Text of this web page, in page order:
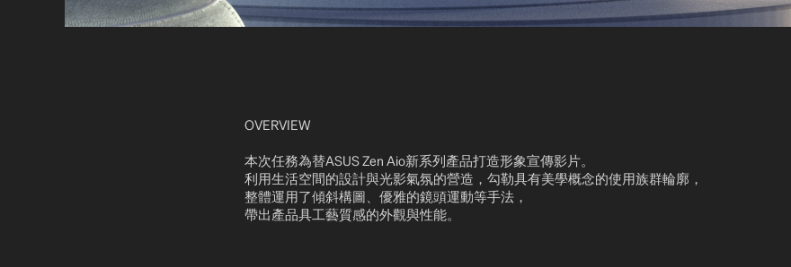
OVERVIEW
本次任務為替ASUS Zen Aio新系列產品打造形象宣傳影片。
利用生活空間的設計與光影氣氛的營造，勾勒具有美學概念的使用族群輪廓，
整體運用了傾斜構圖、優雅的鏡頭運動等手法，
帶出產品具工藝質感的外觀與性能。